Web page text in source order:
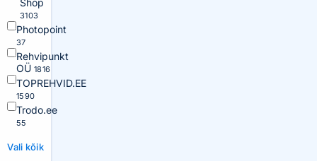
Shop
3103
Photopoint
37
Rehvipunkt
OÜ 1816
TOPREHVID.EE
1590
Trodo.ee
55
Vali kõik